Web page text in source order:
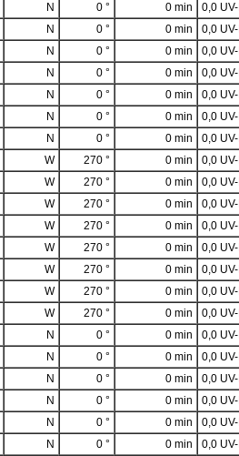
N 0 ° 0 min 0,0 UV-I
N 0 ° 0 min 0,0 UV-I
N 0 ° 0 min 0,0 UV-I
N 0 ° 0 min 0,0 UV-I
N 0 ° 0 min 0,0 UV-I
N 0 ° 0 min 0,0 UV-I
N 0 ° 0 min 0,0 UV-I
W 270 ° 0 min 0,0 UV-I
W 270 ° 0 min 0,0 UV-I
W 270 ° 0 min 0,0 UV-I
W 270 ° 0 min 0,0 UV-I
W 270 ° 0 min 0,0 UV-I
W 270 ° 0 min 0,0 UV-I
W 270 ° 0 min 0,0 UV-I
W 270 ° 0 min 0,0 UV-I
N 0 ° 0 min 0,0 UV-I
N 0 ° 0 min 0,0 UV-I
N 0 ° 0 min 0,0 UV-I
N 0 ° 0 min 0,0 UV-I
N 0 ° 0 min 0,0 UV-I
N 0 ° 0 min 0,0 UV-I